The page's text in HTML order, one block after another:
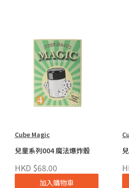
Cube Magic
兒童系列004 魔法爆炸骰
HKD $68.00
加入購物車